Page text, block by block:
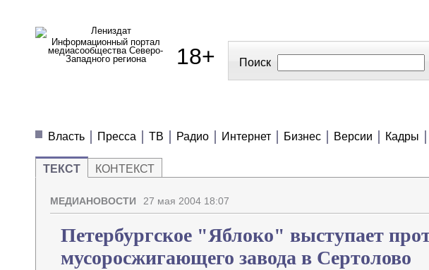
Информационный портал
медиасообщества Северо-
Западного региона
18+ Поиск
Власть
Пресса ТВ Радио Интернет Бизнес Версии Кадры
ТЕКСТ КОНТЕКСТ
МЕДИАНОВОСТИ 27 мая 2004 18:07
Петербургское "Яблоко" выступает
мусоросжигающего завода в Сертолово